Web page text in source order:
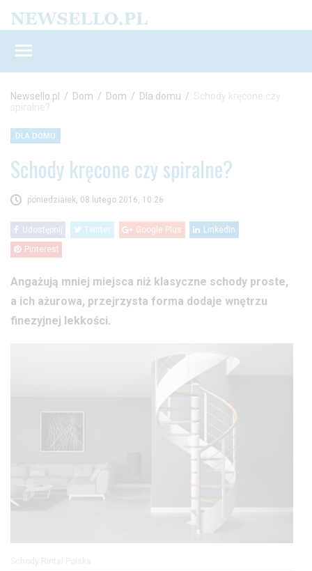
Newsello.pl / Dom / Dom / Dla domu / Schody kręcone czy
spiralne?
DLA DOMU
Schody kręcone czy spiralne?
poniedziałek, 08 lutego 2016, 10:26
Udostępnij Twitter Google Plus LinkedIn
Pinterest
Angażują mniej miejsca niż klasyczne schody proste,
a ich ażurowa, przejrzysta forma dodaje wnętrzu
finezyjnej lekkości.